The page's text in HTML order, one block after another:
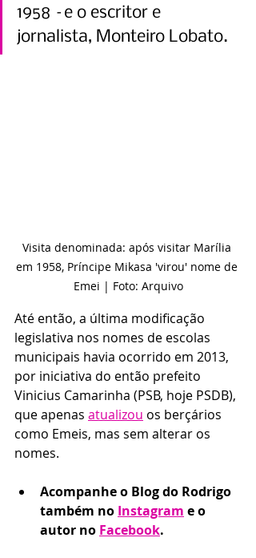
1958 –e o escritor e
jornalista, Monteiro Lobato.
Visita denominada: após visitar Marília
em 1958, Príncipe Mikasa 'virou' nome de
Emei | Foto: Arquivo
Até então, a última modificação
legislativa nos nomes de escolas
municipais havia ocorrido em 2013,
por iniciativa do então prefeito
Vinicius Camarinha (PSB, hoje PSDB),
que apenas atualizou os berçários
como Emeis, mas sem alterar os
nomes.
Acompanhe o Blog do Rodrigo
também no Instagram e o
autor no Facebook.